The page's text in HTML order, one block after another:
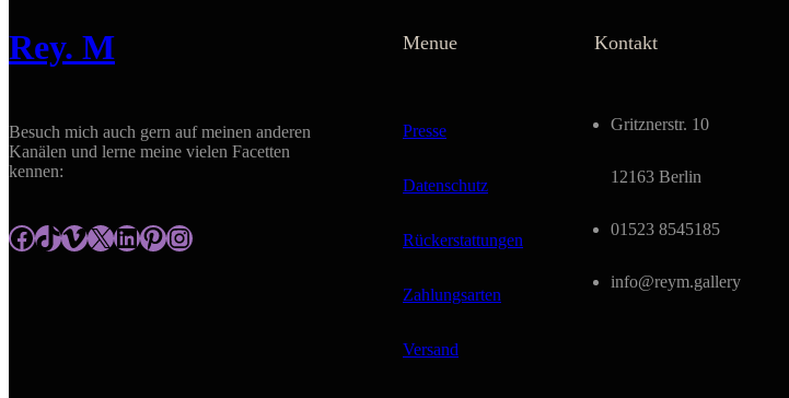
Rey. M
Besuch mich auch gern auf meinen anderen
Kanälen und lerne meine vielen Facetten
kennen:
https://www.facebook.com/rey.m.gallery tiktok.com/@reym_gallery https://vimeo.com/user195417306 https://x.com/ReyM_gallery?t=ApKk-z5X__ugZ1aV5kCItQ&s=09 https://www.linkedin.com/in/antje-meyer-reym/ https://www.pinterest.de/reymgallery/ https://www.instagram.com/rey.m_gallery/
Menue
Presse
Datenschutz
Rückerstattungen
Zahlungsarten
Versand
Kontakt
Gritznerstr. 10
12163 Berlin
01523 8545185
info@reym.gallery